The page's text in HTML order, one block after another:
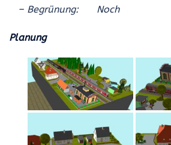
– Begrünung: Noch
Planung